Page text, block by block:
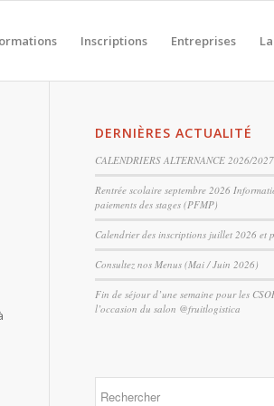
Inscriptions Entreprises
DERNIÈRES ACTUALITÉ
CALENDRIERS ALTERNANCE 2026/2027
Rentrée scolaire septembre 2026
paiements des stages (PFMP)
Calendrier des inscriptions juillet 2026 et
Consultez nos Menus (Mai / Juin 2026)
Fin de séjour d’une semaine pour les
l’occasion du salon @fruitlogistica